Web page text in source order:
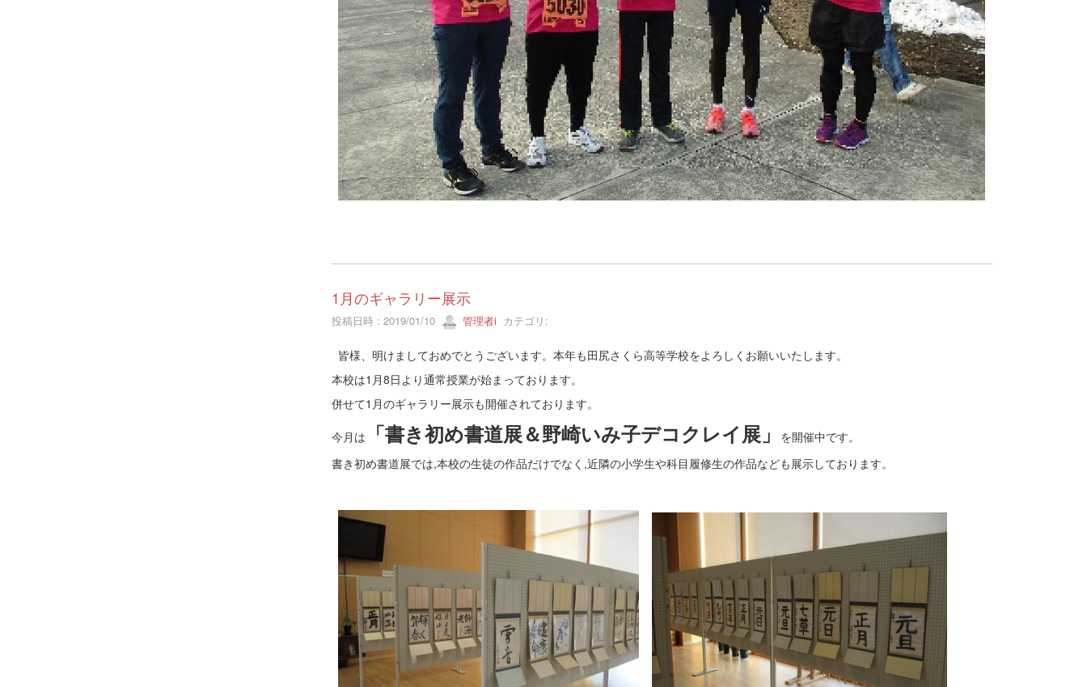
1月のギャラリー展示
投稿日時 : 2019/01/10 管理者i カテゴリ:
皆様、明けましておめでとうございます。本年も田尻さくら高等学校をよろしくお願いいたします。
本校は1月8日より通常授業が始まっております。
併せて1月のギャラリー展示も開催されております。
今月は 「書き初め書道展＆野崎いみ子デコクレイ展」
を開催中です。
書き初め書道展では,本校の生徒の作品だけでなく,近隣の小学生や科目履修生の作品なども展示しております。